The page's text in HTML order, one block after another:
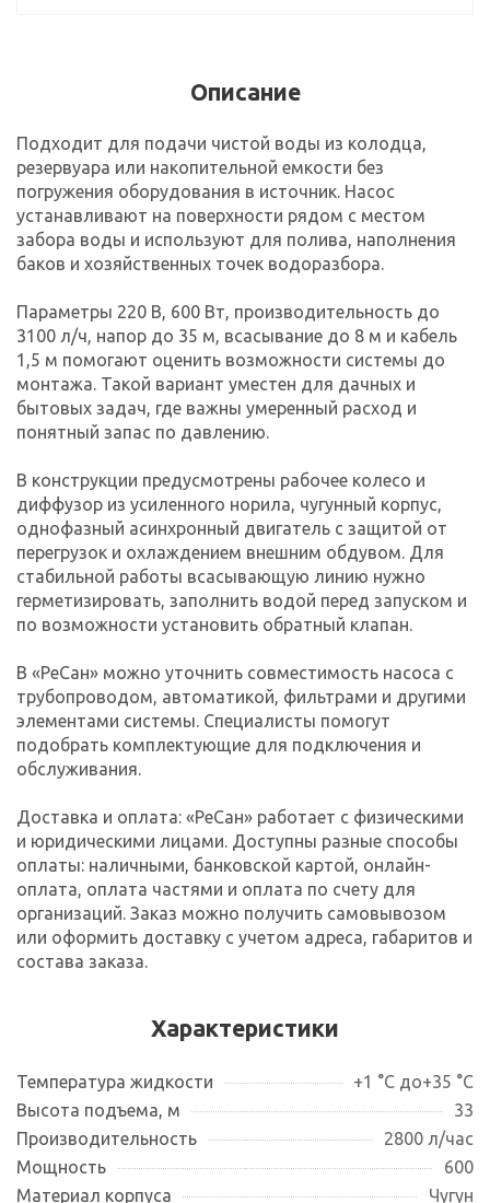
Описание
Подходит для подачи чистой воды из колодца,
резервуара или накопительной емкости без
погружения оборудования в источник. Насос
устанавливают на поверхности рядом с местом
забора воды и используют для полива, наполнения
баков и хозяйственных точек водоразбора.
Параметры 220 В, 600 Вт, производительность до
3100 л/ч, напор до 35 м, всасывание до 8 м и кабель
1,5 м помогают оценить возможности системы до
монтажа. Такой вариант уместен для дачных и
бытовых задач, где важны умеренный расход и
понятный запас по давлению.
В конструкции предусмотрены рабочее колесо и
диффузор из усиленного норила, чугунный корпус,
однофазный асинхронный двигатель с защитой от
перегрузок и охлаждением внешним обдувом. Для
стабильной работы всасывающую линию нужно
герметизировать, заполнить водой перед запуском и
по возможности установить обратный клапан.
В «РеСан» можно уточнить совместимость насоса с
трубопроводом, автоматикой, фильтрами и другими
элементами системы. Специалисты помогут
подобрать комплектующие для подключения и
обслуживания.
Доставка и оплата: «РеСан» работает с физическими
и юридическими лицами. Доступны разные способы
оплаты: наличными, банковской картой, онлайн-
оплата, оплата частями и оплата по счету для
организаций. Заказ можно получить самовывозом
или оформить доставку с учетом адреса, габаритов и
состава заказа.
Характеристики
Температура жидкости
+1 °C до+35 °С
Высота подъема, м
33
Производительность
2800 л/час
Мощность
600
Материал корпуса
Чугун